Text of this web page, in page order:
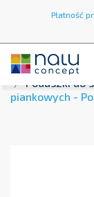
Płatność
Strona główna
Poduszki do
piankowych -